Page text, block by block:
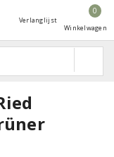
Verlanglijst
0
Winkelwagen